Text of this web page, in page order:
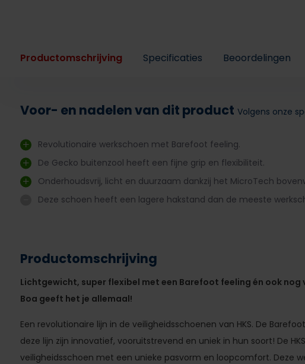
Productomschrijving Specificaties Beoordelingen
Voor- en nadelen van dit product Volgens onze
Revolutionaire werkschoen met Barefoot feeling.
De Gecko buitenzool heeft een fijne grip en flexibiliteit.
Onderhoudsvrij, licht en duurzaam dankzij het MicroTech
Deze schoen heeft een lagere hakstand dan de meeste
Productomschrijving
Lichtgewicht, super flexibel met een Barefoot feeling én ook nog
Boa geeft het je allemaal!
Een revolutionaire lijn in de veiligheidsschoenen van HKS. De
deze lijn zijn innovatief, vooruitstrevend en uniek in hun soort! De HKS
veiligheidsschoen met een unieke pasvorm en loopcomfort. Deze